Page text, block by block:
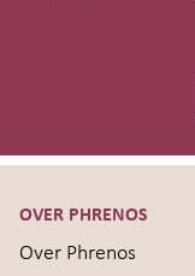
OVER PHRENOS
Over Phrenos